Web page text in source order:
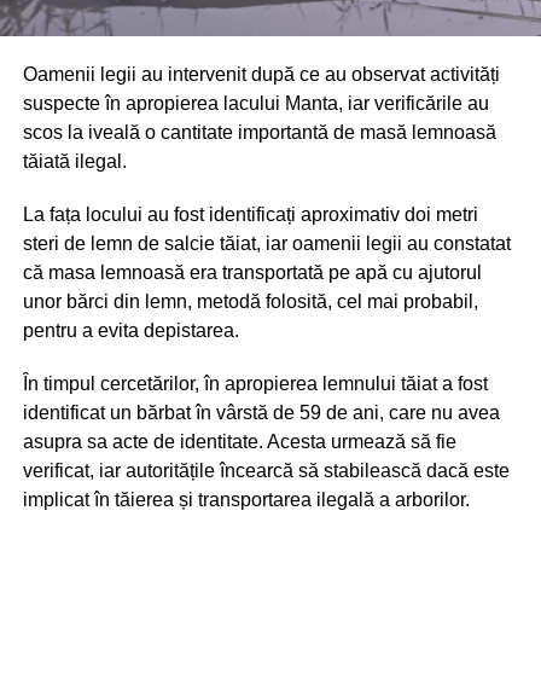
Oamenii legii au intervenit după ce au observat activități
suspecte în apropierea lacului Manta, iar verificările au
scos la iveală o cantitate importantă de masă lemnoasă
tăiată ilegal.
La fața locului au fost identificați aproximativ doi metri
steri de lemn de salcie tăiat, iar oamenii legii au constatat
că masa lemnoasă era transportată pe apă cu ajutorul
unor bărci din lemn, metodă folosită, cel mai probabil,
pentru a evita depistarea.
În timpul cercetărilor, în apropierea lemnului tăiat a fost
identificat un bărbat în vârstă de 59 de ani, care nu avea
asupra sa acte de identitate. Acesta urmează să fie
verificat, iar autoritățile încearcă să stabilească dacă este
implicat în tăierea și transportarea ilegală a arborilor.